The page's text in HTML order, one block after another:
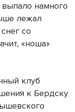
выпало намного
лежал
со
«ноша»
клуб
к Бердску